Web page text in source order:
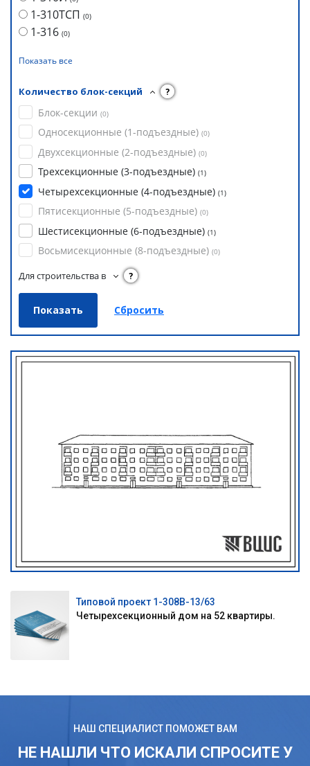
1-310ТСП (0)
1-316 (0)
Показать все
Количество блок-секций ?
Блок-секции (0)
Односекционные (1-подъездные) (0)
Двухсекционные (2-подъездные) (0)
Трехсекционные (3-подъездные) (1)
Четырехсекционные (4-подъездные) (1)
Пятисекционные (5-подъездные) (0)
Шестисекционные (6-подъездные) (1)
Восьмисекционные (8-подъездные) (0)
Для строительства в ?
Типовой проект 1-308В-13/63
Четырехсекционный дом на 52 квартиры.
НАШ СПЕЦИАЛИСТ ПОМОЖЕТ ВАМ
НЕ НАШЛИ ЧТО ИСКАЛИ СПРОСИТЕ У